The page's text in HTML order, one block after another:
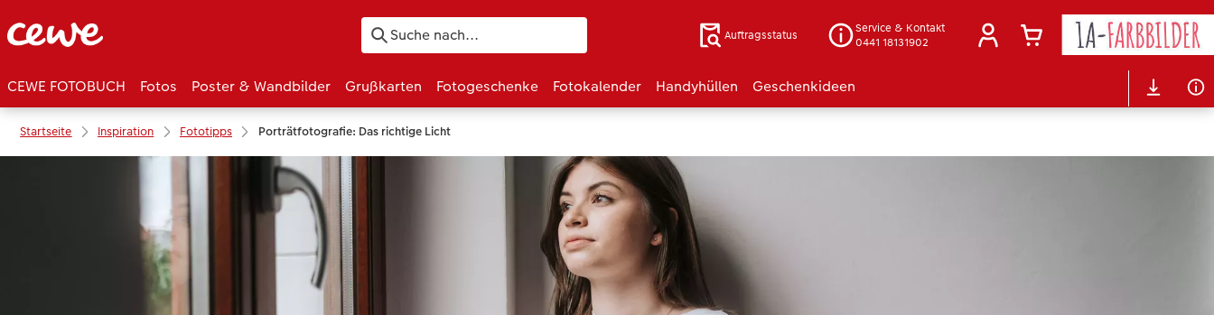
Auftragsstatus
Service & Kontakt
0441 18131902
CEWE FOTOBUCH Fotos Poster & Wandbilder Grußkarten Fotogeschenke Fotokalender Handyhüllen Geschenkideen
Startseite Inspiration Fototipps Porträtfotografie: Das richtige Licht